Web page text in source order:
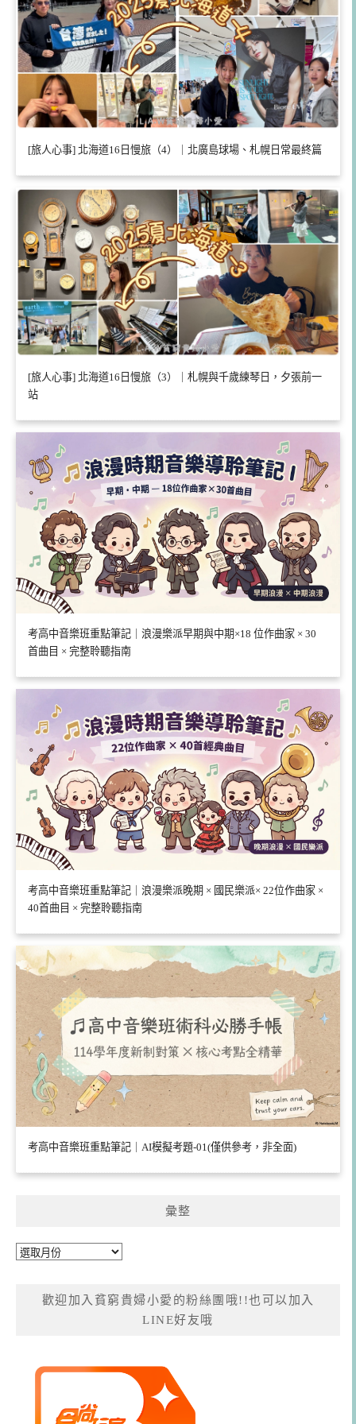
[旅人心事] 北海道16日慢旅（4）｜北廣島球場、札幌日常最終篇
[旅人心事] 北海道16日慢旅（3）｜札幌與千歲練琴日，夕張前一
站
考高中音樂班重點筆記｜浪漫樂派早期與中期×18 位作曲家 × 30
首曲目 × 完整聆聽指南
考高中音樂班重點筆記｜浪漫樂派晚期 × 國民樂派× 22位作曲家 ×
40首曲目 × 完整聆聽指南
考高中音樂班重點筆記｜AI模擬考題-01(僅供參考，非全面)
彙整
彙
歡迎加入貧窮貴婦小愛的粉絲團哦!!也可以加入
LINE好友哦